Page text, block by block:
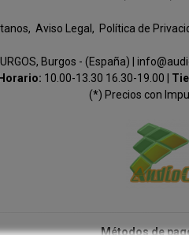
Aviso Legal Política de
Burgos - (España) |
Horario: 10.00-13.30 16.30-19.00 |
(*) Precios con
Métodos de